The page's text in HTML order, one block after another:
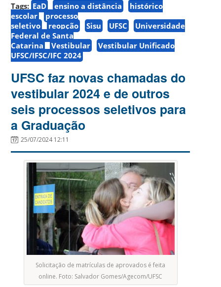
Tags: EaD ensino a distância
histórico
escolar
processo
seletivo
reopção Sisu UFSC
Universidade
Federal de Santa
Catarina
Vestibular
Vestibular Unificado
UFSC/IFSC/IFC 2024
UFSC faz novas chamadas do
vestibular 2024 e de outros
seis processos seletivos para
a Graduação
25/07/2024 12:11
Solicitação de matrículas de aprovados é feita
online. Foto: Salvador Gomes/Agecom/UFSC